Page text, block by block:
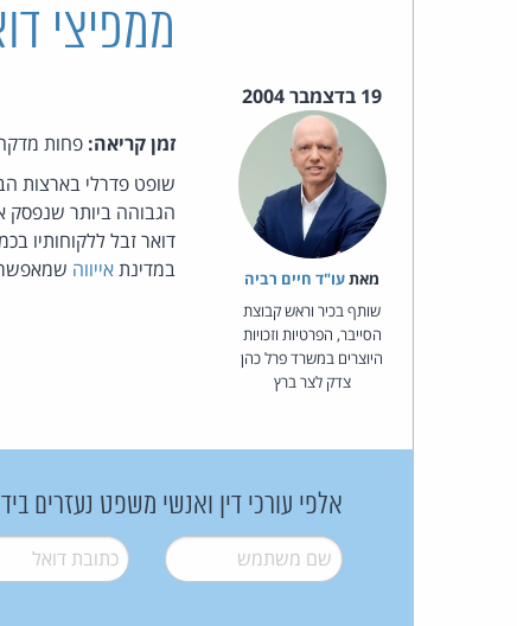
ממפיצי
19 בדצמבר 2004
מאת‏עו"ד חיים רביה
שותף בכיר וראש קבוצת
הסייבר, הפרטיות וזכויות
היוצרים במשרד פרל כהן
צדק לצר ברץ
זמן קריאה: פחות
שופט פדרלי בארצות
במדינתאייווה שמאפשר
אלפי עורכי דין ואנשי משפט נעזרים
שם משתמש* דואל*